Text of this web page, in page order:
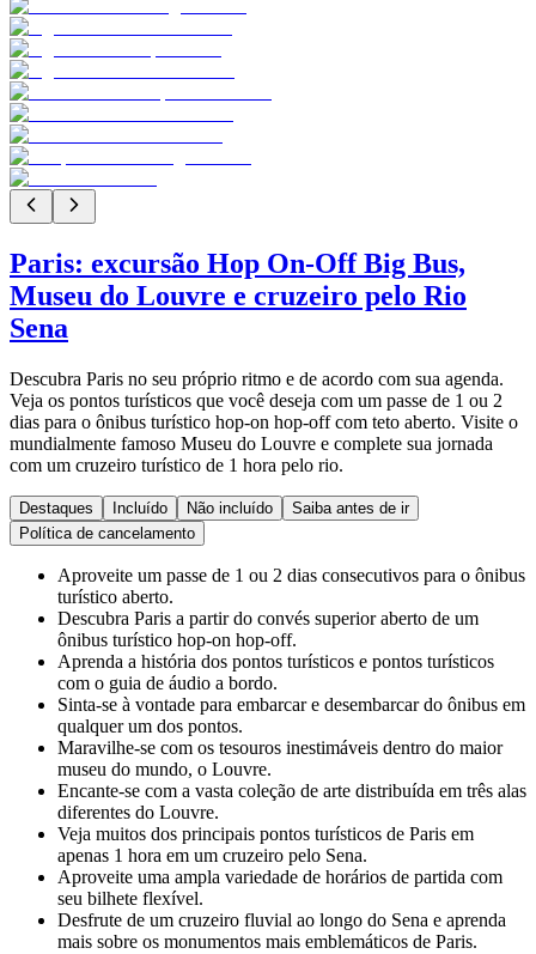
Paris: excursão Hop On-Off Big Bus,
Museu do Louvre e cruzeiro pelo Rio
Sena
Descubra Paris no seu próprio ritmo e de acordo com sua agenda.
Veja os pontos turísticos que você deseja com um passe de 1 ou 2
dias para o ônibus turístico hop-on hop-off com teto aberto. Visite o
mundialmente famoso Museu do Louvre e complete sua jornada
com um cruzeiro turístico de 1 hora pelo rio.
Destaques Incluído Não incluído
Saiba antes de ir
Política de cancelamento
Aproveite um passe de 1 ou 2 dias consecutivos para o ônibus
turístico aberto.
Descubra Paris a partir do convés superior aberto de um
ônibus turístico hop-on hop-off.
Aprenda a história dos pontos turísticos e pontos turísticos
com o guia de áudio a bordo.
Sinta-se à vontade para embarcar e desembarcar do ônibus em
qualquer um dos pontos.
Maravilhe-se com os tesouros inestimáveis ​​dentro do maior
museu do mundo, o Louvre.
Encante-se com a vasta coleção de arte distribuída em três alas
diferentes do Louvre.
Veja muitos dos principais pontos turísticos de Paris em
apenas 1 hora em um cruzeiro pelo Sena.
Aproveite uma ampla variedade de horários de partida com
seu bilhete flexível.
Desfrute de um cruzeiro fluvial ao longo do Sena e aprenda
mais sobre os monumentos mais emblemáticos de Paris.